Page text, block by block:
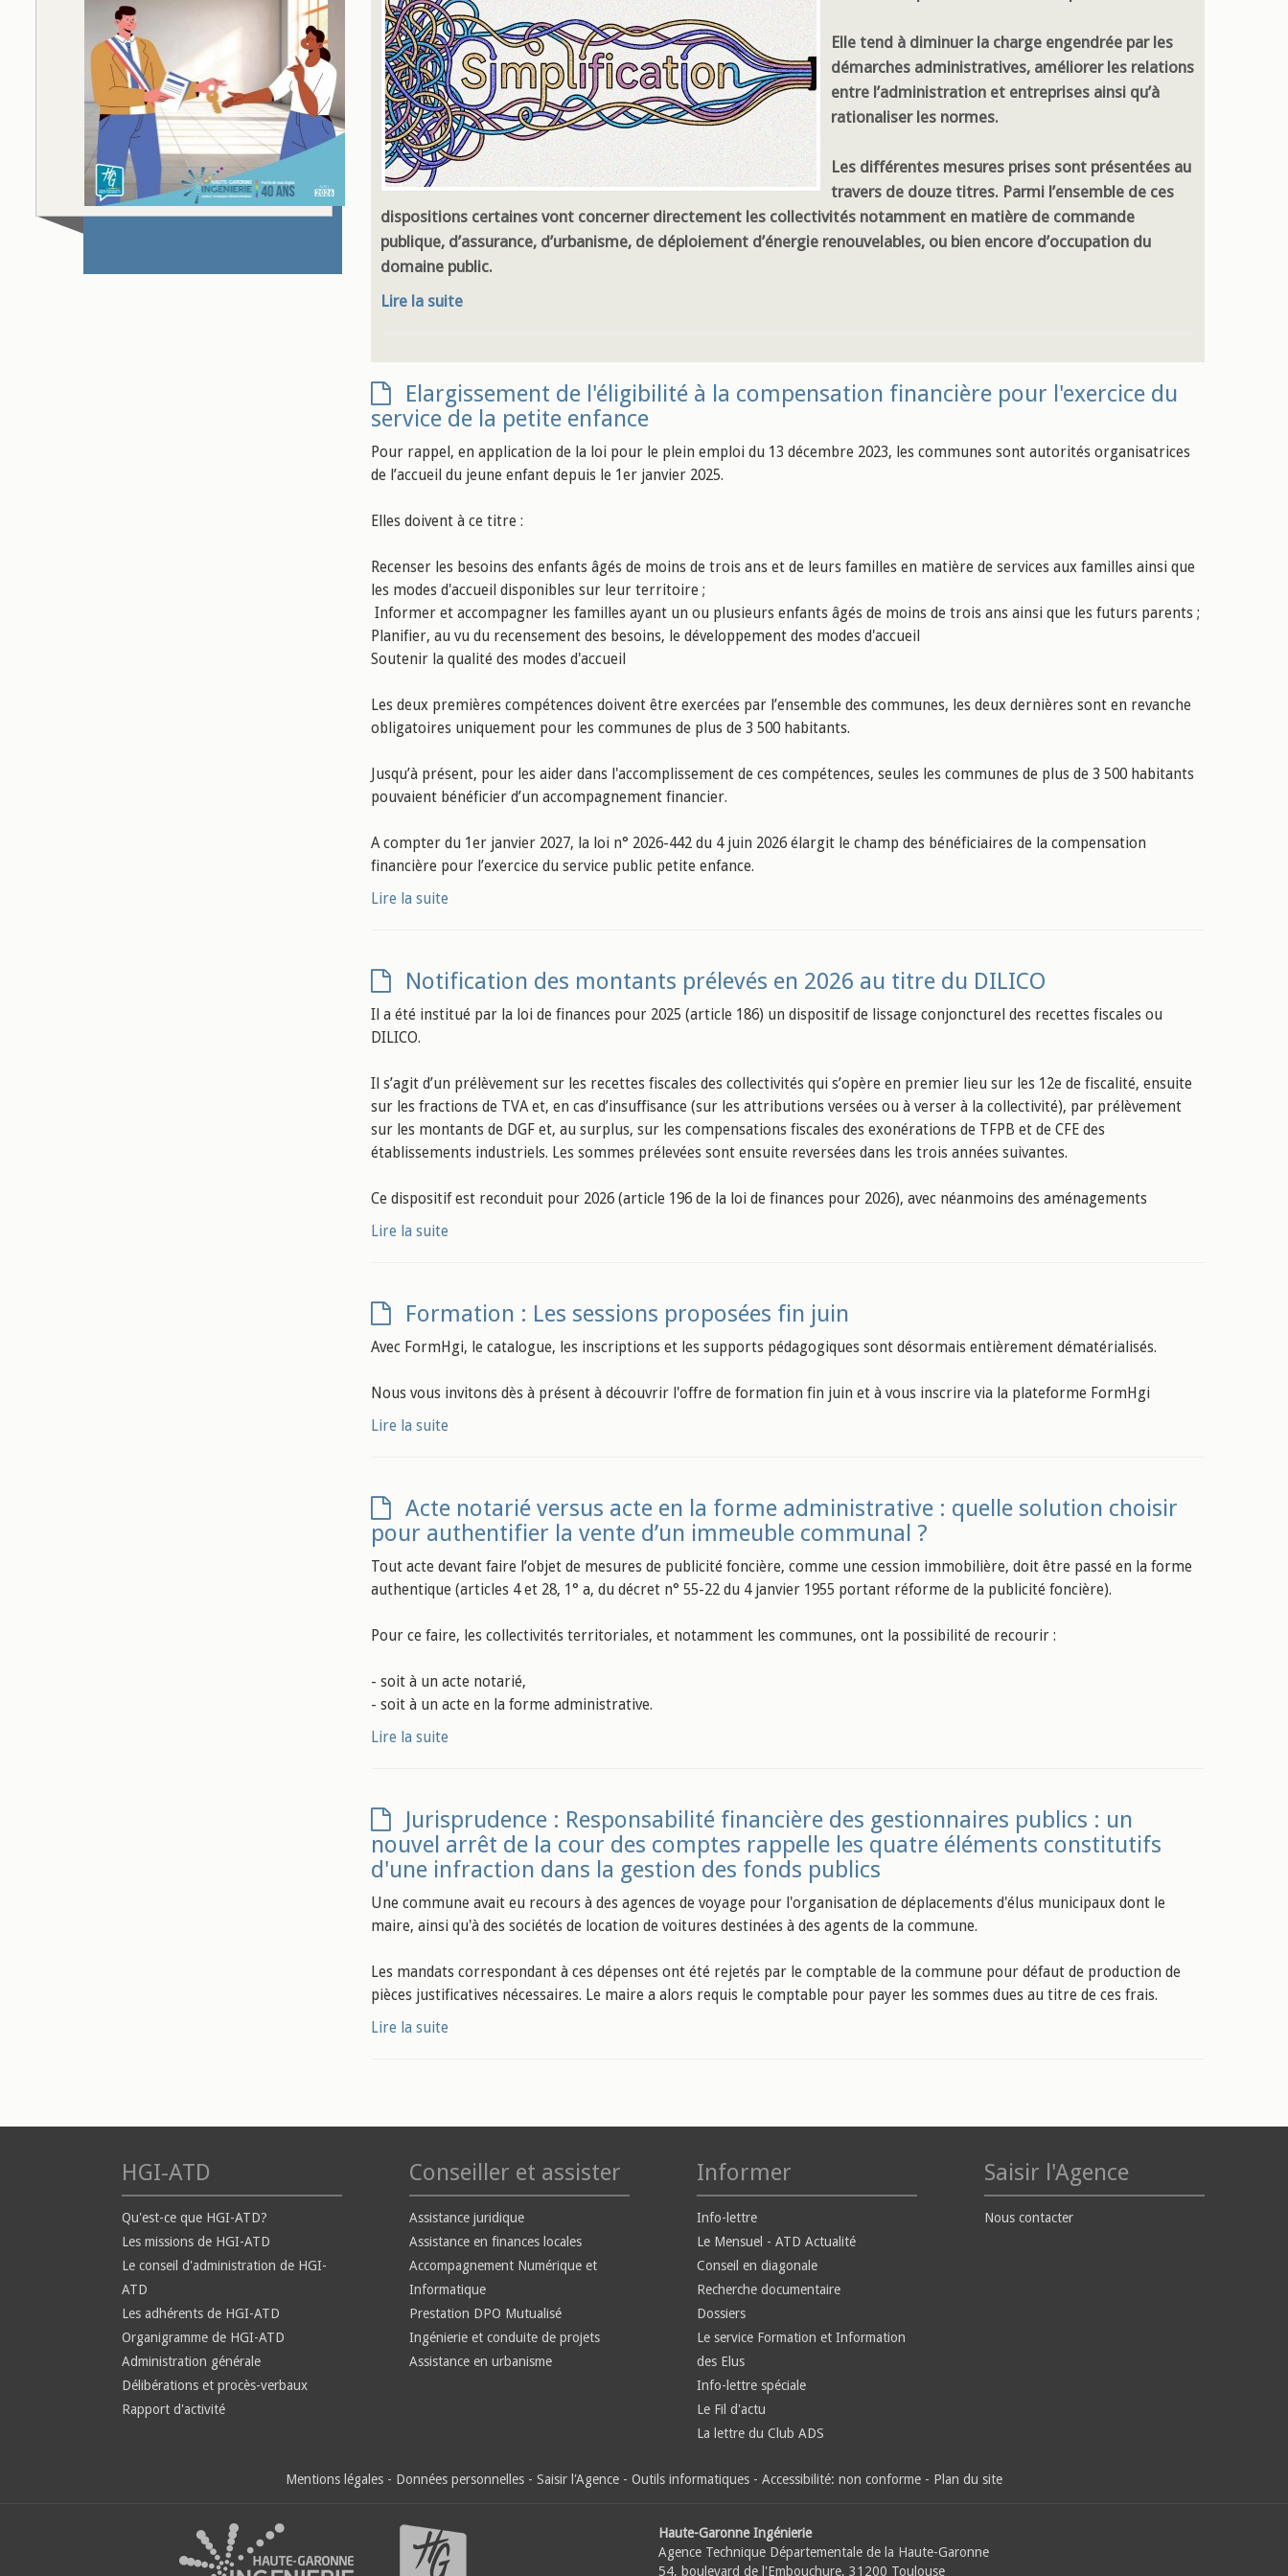
Elle tend à diminuer la charge engendrée par les
démarches administratives, améliorer les relations
entre l’administration et entreprises ainsi qu’à
rationaliser les normes.
Les différentes mesures prises sont présentées au
travers de douze titres. Parmi l’ensemble de ces
dispositions certaines vont concerner directement les collectivités notamment en matière de commande
publique, d’assurance, d’urbanisme, de déploiement d’énergie renouvelables, ou bien encore d’occupation du
domaine public.
Lire la suite
Elargissement de l'éligibilité à la compensation financière pour l'exercice du
service de la petite enfance
Pour rappel, en application de la loi pour le plein emploi du 13 décembre 2023, les communes sont autorités organisatrices
de l’accueil du jeune enfant depuis le 1er janvier 2025.
Elles doivent à ce titre :
Recenser les besoins des enfants âgés de moins de trois ans et de leurs familles en matière de services aux familles ainsi que
les modes d'accueil disponibles sur leur territoire ;
Informer et accompagner les familles ayant un ou plusieurs enfants âgés de moins de trois ans ainsi que les futurs parents ;
Planifier, au vu du recensement des besoins, le développement des modes d'accueil
Soutenir la qualité des modes d'accueil
Les deux premières compétences doivent être exercées par l’ensemble des communes, les deux dernières sont en revanche
obligatoires uniquement pour les communes de plus de 3 500 habitants.
Jusqu’à présent, pour les aider dans l'accomplissement de ces compétences, seules les communes de plus de 3 500 habitants
pouvaient bénéficier d’un accompagnement financier.
A compter du 1er janvier 2027, la loi n° 2026-442 du 4 juin 2026 élargit le champ des bénéficiaires de la compensation
financière pour l’exercice du service public petite enfance.
Lire la suite
Notification des montants prélevés en 2026 au titre du DILICO
Il a été institué par la loi de finances pour 2025 (article 186) un dispositif de lissage conjoncturel des recettes fiscales ou
DILICO.
Il s’agit d’un prélèvement sur les recettes fiscales des collectivités qui s’opère en premier lieu sur les 12e de fiscalité, ensuite
sur les fractions de TVA et, en cas d’insuffisance (sur les attributions versées ou à verser à la collectivité), par prélèvement
sur les montants de DGF et, au surplus, sur les compensations fiscales des exonérations de TFPB et de CFE des
établissements industriels. Les sommes prélevées sont ensuite reversées dans les trois années suivantes.
Ce dispositif est reconduit pour 2026 (article 196 de la loi de finances pour 2026), avec néanmoins des aménagements
Lire la suite
Formation : Les sessions proposées fin juin
Avec FormHgi, le catalogue, les inscriptions et les supports pédagogiques sont désormais entièrement dématérialisés.
Nous vous invitons dès à présent à découvrir l'offre de formation fin juin et à vous inscrire via la plateforme FormHgi
Lire la suite
Acte notarié versus acte en la forme administrative : quelle solution choisir
pour authentifier la vente d’un immeuble communal ?
Tout acte devant faire l’objet de mesures de publicité foncière, comme une cession immobilière, doit être passé en la forme
authentique (articles 4 et 28, 1° a, du décret n° 55-22 du 4 janvier 1955 portant réforme de la publicité foncière).
Pour ce faire, les collectivités territoriales, et notamment les communes, ont la possibilité de recourir :
- soit à un acte notarié,
- soit à un acte en la forme administrative.
Lire la suite
Jurisprudence : Responsabilité financière des gestionnaires publics : un
nouvel arrêt de la cour des comptes rappelle les quatre éléments constitutifs
d'une infraction dans la gestion des fonds publics
Une commune avait eu recours à des agences de voyage pour l'organisation de déplacements d'élus municipaux dont le
maire, ainsi qu'à des sociétés de location de voitures destinées à des agents de la commune.
Les mandats correspondant à ces dépenses ont été rejetés par le comptable de la commune pour défaut de production de
pièces justificatives nécessaires. Le maire a alors requis le comptable pour payer les sommes dues au titre de ces frais.
Lire la suite
HGI-ATD
Qu'est-ce que HGI-ATD?
Les missions de HGI-ATD
Le conseil d'administration de HGI-
ATD
Les adhérents de HGI-ATD
Organigramme de HGI-ATD
Administration générale
Délibérations et procès-verbaux
Rapport d'activité
Conseiller et assister
Assistance juridique
Assistance en finances locales
Accompagnement Numérique et
Informatique
Prestation DPO Mutualisé
Ingénierie et conduite de projets
Assistance en urbanisme
Informer
Info-lettre
Le Mensuel - ATD Actualité
Conseil en diagonale
Recherche documentaire
Dossiers
Le service Formation et Information
des Elus
Info-lettre spéciale
Le Fil d'actu
La lettre du Club ADS
Saisir l'Agence
Nous contacter
Mentions légales - Données personnelles - Saisir l'Agence - Outils informatiques - Accessibilité: non conforme - Plan du site
Haute-Garonne Ingénierie
Agence Technique Départementale de la Haute-Garonne
54, boulevard de l'Embouchure, 31200 Toulouse